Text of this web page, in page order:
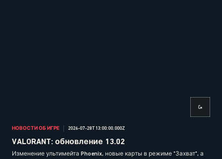
НОВОСТИ ОБ ИГРЕ 2026-07-28T13:00:00.000Z
VALORANT: обновление 13.02
Изменение ультимейта Phoenix, новые карты в режиме "Захват", а